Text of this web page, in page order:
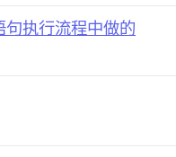
执行流程中做的